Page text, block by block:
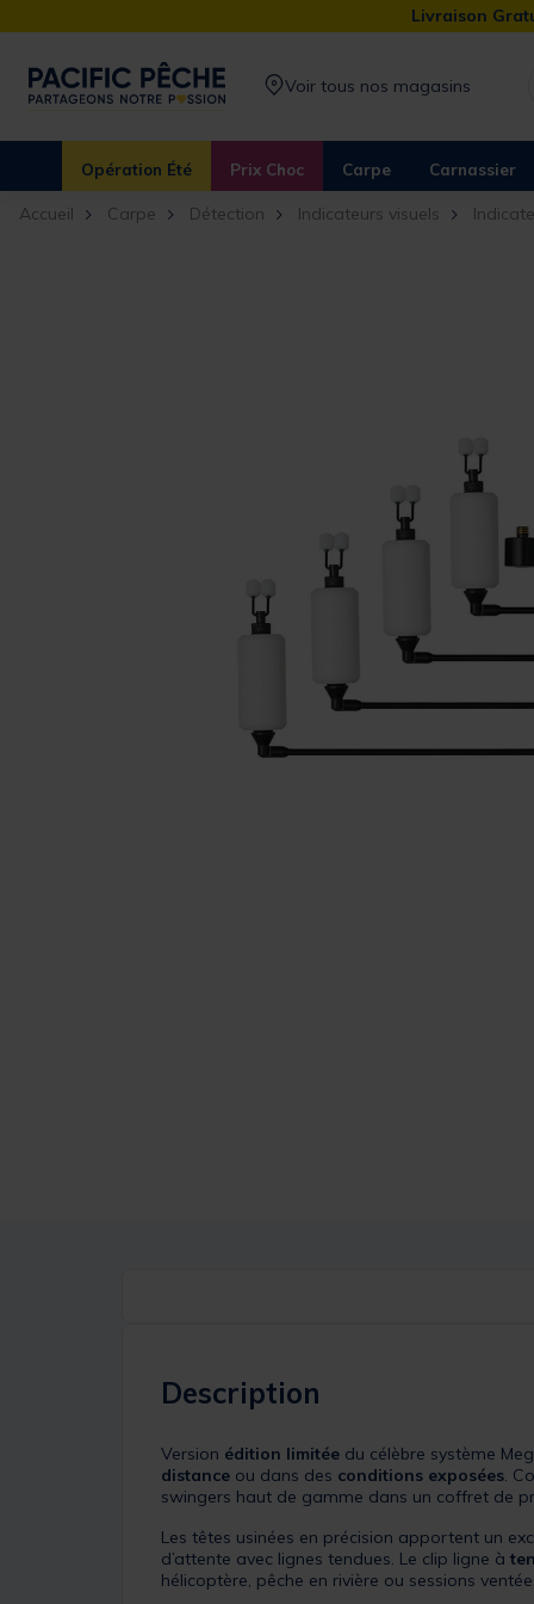
Livraison
Voir tous nos magasins
Opération Été Prix Choc Carpe Carnassier
Accueil Carpe Détection Indicateurs visuels
Description
Version édition limitée du célèbre système
distance ou dans des conditions exposées.
swingers haut de gamme dans un coffret de
Les têtes usinées en précision apportent un
d’attente avec lignes tendues. Le clip ligne à
hélicoptère, pêche en rivière ou sessions